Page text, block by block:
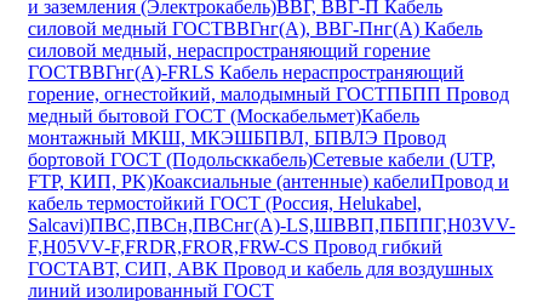
и заземления (Электрокабель)ВВГ, ВВГ-П Кабель
силовой медный ГОСТВВГнг(А), ВВГ-Пнг(А) Кабель
силовой медный, нераспространяющий горение
ГОСТВВГнг(А)-FRLS Кабель нераспространяющий
горение, огнестойкий, малодымный ГОСТПБПП Провод
медный бытовой ГОСТ (Москабельмет)Кабель
монтажный МКШ, МКЭШБПВЛ, БПВЛЭ Провод
бортовой ГОСТ (Подольсккабель)Сетевые кабели (UTP,
FTP, КИП, PK)Коаксиальные (антенные) кабелиПровод и
кабель термостойкий ГОСТ (Россия, Helukabel,
Salcavi)ПВС,ПВСн,ПВСнг(А)-LS,ШВВП,ПБППГ,H03VV-
F,H05VV-F,FRDR,FROR,FRW-CS Провод гибкий
ГОСТАВТ, СИП, АВК Провод и кабель для воздушных
линий изолированный ГОСТ